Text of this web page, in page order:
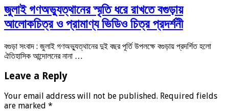
জুলাই গণঅভ্যুত্থানের স্মৃতি ধরে রাখতে বগুড়ায়
আলোকচিত্র ও প্রামাণ্য ভিডিও চিত্র প্রদর্শনী
বগুড়া সংবাদ : জুলাই গণঅভ্যুত্থানের দুই বছর পূর্তি উপলক্ষে বগুড়ায় প্রদর্শিত হলো
ঐতিহাসিক আন্দোলনের নানা …
Leave a Reply
Your email address will not be published. Required fields
are marked *